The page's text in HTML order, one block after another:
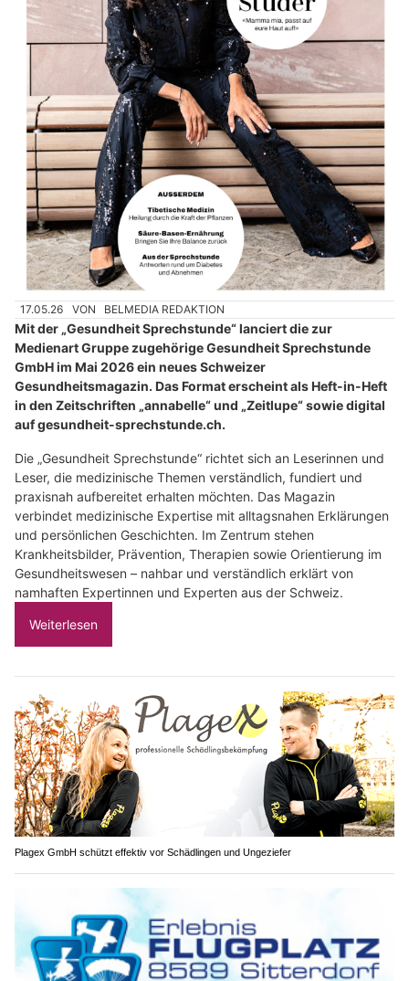
17.05.26 VON BELMEDIA REDAKTION
Mit der „Gesundheit Sprechstunde“ lanciert die zur
Medienart Gruppe zugehörige Gesundheit Sprechstunde
GmbH im Mai 2026 ein neues Schweizer
Gesundheitsmagazin. Das Format erscheint als Heft-in-Heft
in den Zeitschriften „annabelle“ und „Zeitlupe“ sowie digital
auf gesundheit-sprechstunde.ch.
Die „Gesundheit Sprechstunde“ richtet sich an Leserinnen und
Leser, die medizinische Themen verständlich, fundiert und
praxisnah aufbereitet erhalten möchten. Das Magazin
verbindet medizinische Expertise mit alltagsnahen Erklärungen
und persönlichen Geschichten. Im Zentrum stehen
Krankheitsbilder, Prävention, Therapien sowie Orientierung im
Gesundheitswesen – nahbar und verständlich erklärt von
namhaften Expertinnen und Experten aus der Schweiz.
Weiterlesen
Plagex GmbH schützt effektiv vor Schädlingen und Ungeziefer